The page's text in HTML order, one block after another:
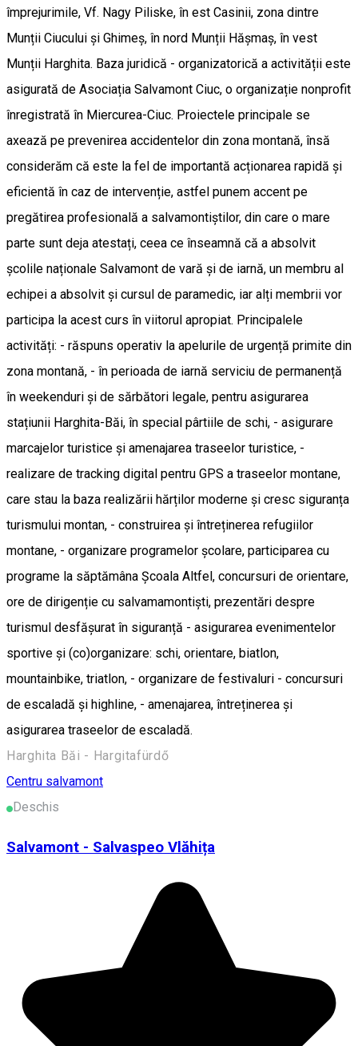
împrejurimile, Vf. Nagy Piliske, în est Casinii, zona dintre
Munții Ciucului și Ghimeș, în nord Munții Hășmaș, în vest
Munții Harghita. Baza juridică - organizatorică a activității este
asigurată de Asociația Salvamont Ciuc, o organizație nonprofit
înregistrată în Miercurea-Ciuc. Proiectele principale se
axează pe prevenirea accidentelor din zona montană, însă
considerăm că este la fel de importantă acționarea rapidă și
eficientă în caz de intervenție, astfel punem accent pe
pregătirea profesională a salvamontiștilor, din care o mare
parte sunt deja atestați, ceea ce înseamnă că a absolvit
școlile naționale Salvamont de vară și de iarnă, un membru al
echipei a absolvit și cursul de paramedic, iar alți membrii vor
participa la acest curs în viitorul apropiat. Principalele
activități: - răspuns operativ la apelurile de urgență primite din
zona montană, - în perioada de iarnă serviciu de permanență
în weekenduri și de sărbători legale, pentru asigurarea
stațiunii Harghita-Băi, în special pârtiile de schi, - asigurare
marcajelor turistice și amenajarea traseelor turistice, -
realizare de tracking digital pentru GPS a traseelor montane,
care stau la baza realizării hărților moderne și cresc siguranța
turismului montan, - construirea și întreținerea refugiilor
montane, - organizare programelor școlare, participarea cu
programe la săptămâna Școala Altfel, concursuri de orientare,
ore de dirigenție cu salvamamontiști, prezentări despre
turismul desfășurat în siguranță - asigurarea evenimentelor
sportive și (co)organizare: schi, orientare, biatlon,
mountainbike, triatlon, - organizare de festivaluri - concursuri
de escaladă și highline, - amenajarea, întreținerea și
asigurarea traseelor de escaladă.
Harghita Băi - Hargitafürdő
Centru salvamont
Deschis
Salvamont - Salvaspeo Vlăhița